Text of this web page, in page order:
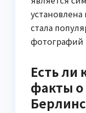
установлена
стала
фотографий
Есть ли
факты